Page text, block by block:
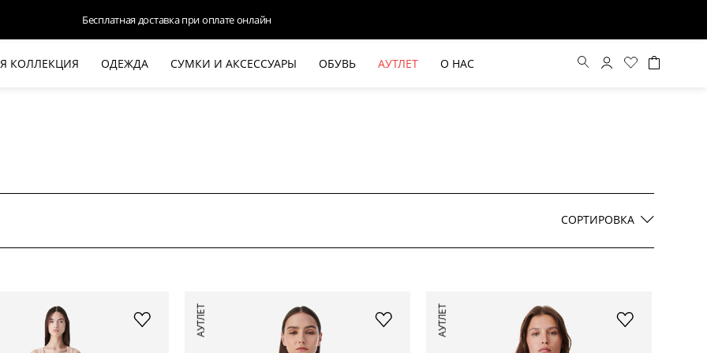
Бесплатная доставка при оплате онлайн
КОЛЛЕКЦИЯ ОДЕЖДА
ДЛЯ НЕГО
КРОЯ HAYDA
HIDA
СУМКИ И АКСЕССУАРЫ ОБУВЬ АУТЛЕТ О НАС
СОРТИРОВКА
Цена по убыванию
АУТЛЕТ АУТЛЕТ